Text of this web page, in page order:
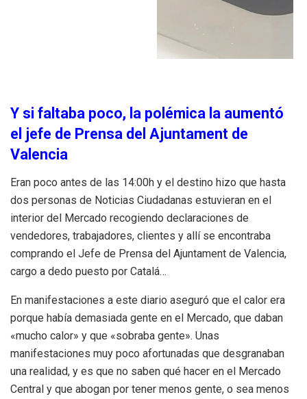
Y si faltaba poco, la polémica la aumentó
el jefe de Prensa del Ajuntament de
Valencia
Eran poco antes de las 14:00h y el destino hizo que hasta
dos personas de Noticias Ciudadanas estuvieran en el
interior del Mercado recogiendo declaraciones de
vendedores, trabajadores, clientes y allí se encontraba
comprando el Jefe de Prensa del Ajuntament de Valencia,
cargo a dedo puesto por Catalá…
En manifestaciones a este diario aseguró que el calor era
porque había demasiada gente en el Mercado, que daban
«mucho calor» y que «sobraba gente». Unas
manifestaciones muy poco afortunadas que desgranaban
una realidad, y es que no saben qué hacer en el Mercado
Central y que abogan por tener menos gente, o sea menos